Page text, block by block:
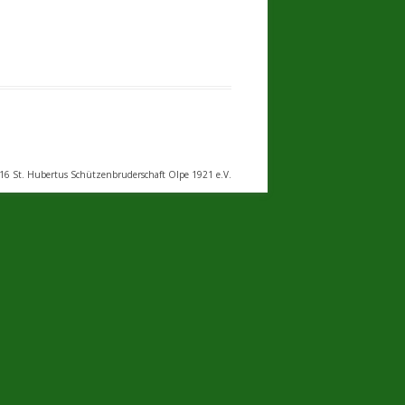
Hubertus Schützenbruderschaft Olpe 1921 e.V.